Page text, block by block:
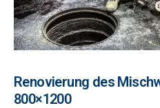
Renovierung des
800×1200